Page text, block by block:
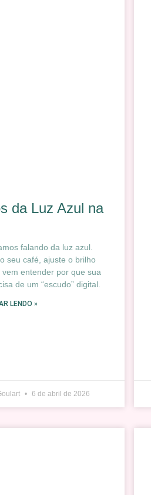
da Luz Azul na
falando da luz azul.
seu café, ajuste o brilho
vem entender por que sua
de um “escudo” digital.
LENDO »
6 de abril de 2026